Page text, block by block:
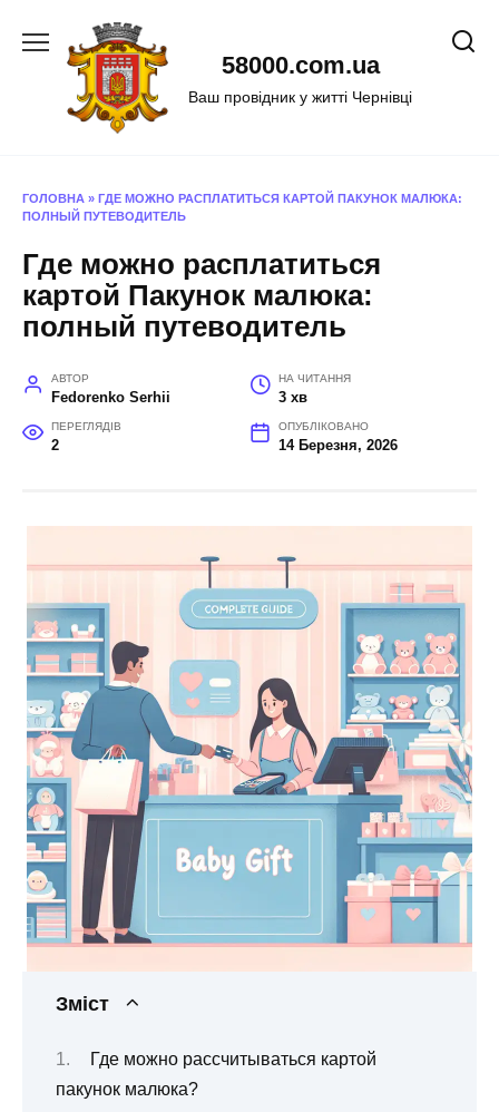
58000.com.ua
Ваш провідник у житті Чернівці
ГОЛОВНА » ГДЕ МОЖНО РАСПЛАТИТЬСЯ КАРТОЙ ПАКУНОК МАЛЮКА:
ПОЛНЫЙ ПУТЕВОДИТЕЛЬ
Где можно расплатиться
картой Пакунок малюка:
полный путеводитель
АВТОР
Fedorenko Serhii
НА ЧИТАННЯ
3 хв
ПЕРЕГЛЯДІВ
2
ОПУБЛІКОВАНО
14 Березня, 2026
Зміст
Где можно рассчитываться картой
пакунок малюка?